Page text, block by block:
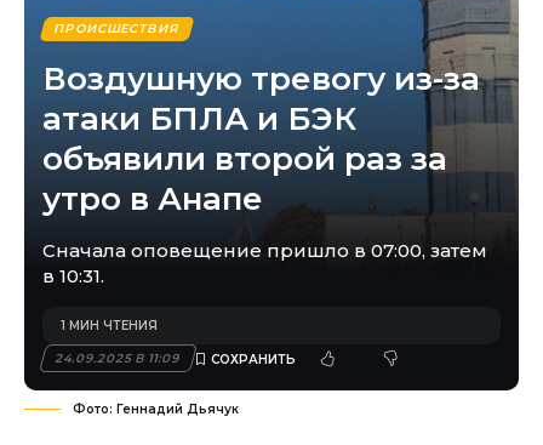
ПРОИСШЕСТВИЯ
Воздушную тревогу из-за
атаки БПЛА и БЭК
объявили второй раз за
утро в Анапе
Сначала оповещение пришло в 07:00, затем
в 10:31.
24.09.2025 В 11:09
1 МИН ЧТЕНИЯ
Фото: Геннадий Дьячук